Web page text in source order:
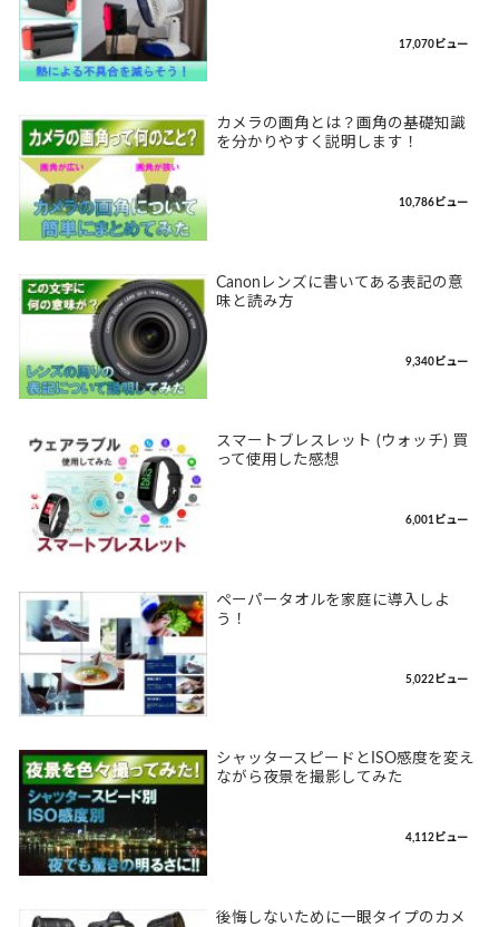
17,070ビュー
カメラの画角とは？画角の基礎知識
を分かりやすく説明します！
10,786ビュー
Canonレンズに書いてある表記の意
味と読み方
9,340ビュー
スマートブレスレット (ウォッチ) 買
って使用した感想
6,001ビュー
ペーパータオルを家庭に導入しよ
う！
5,022ビュー
シャッタースピードとISO感度を変え
ながら夜景を撮影してみた
4,112ビュー
後悔しないために一眼タイプのカメ